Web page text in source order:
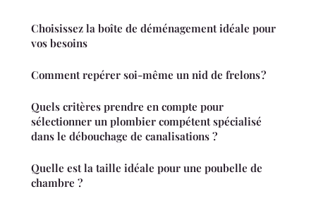
Choisissez la boîte de déménagement idéale pour
vos besoins
Comment repérer soi-même un nid de frelons ?
Quels critères prendre en compte pour
sélectionner un plombier compétent spécialisé
dans le débouchage de canalisations ?
Quelle est la taille idéale pour une poubelle de
chambre ?